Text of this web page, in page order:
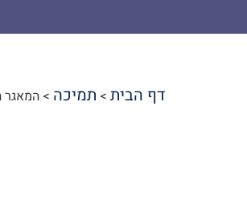
דף הבית > תמיכה >